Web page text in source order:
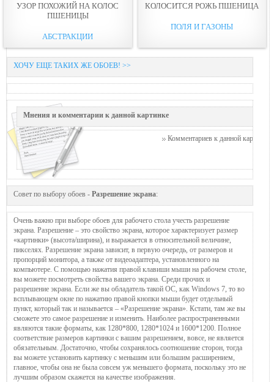
УЗОР ПОХОЖИЙ НА КОЛОС
ПШЕНИЦЫ
АБСТРАКЦИИ
КОЛОСИТСЯ РОЖЬ ПШЕНИЦА
ПОЛЯ И ГАЗОНЫ
ХОЧУ ЕЩЕ ТАКИХ ЖЕ ОБОЕВ! >>
Мнения и комментарии к данной картинке
Комментариев к данной картинке
Совет по выбору обоев - Разрешение экрана:
Очень важно при выборе обоев для рабочего стола учесть разрешение
экрана. Разрешение – это свойство экрана, которое характеризует размер
«картинки» (высота/ширина), и выражается в относительной величине,
пикселях. Разрешение экрана зависит, в первую очередь, от размеров и
пропорций монитора, а также от видеоадаптера, установленного на
компьютере. С помощью нажатия правой клавиши мыши на рабочем столе,
вы можете посмотреть свойства вашего экрана. Среди прочих и
разрешение экрана. Если же вы обладатель такой ОС, как Windows 7, то во
всплывающем окне по нажатию правой кнопки мыши будет отдельный
пункт, который так и называется – «Разрешение экрана». Кстати, там же вы
сможете это самое разрешение и изменить. Наиболее распространенными
являются такие форматы, как 1280*800, 1280*1024 и 1600*1200. Полное
соответствие размеров картинки с вашим разрешением, вовсе, не является
обязательным. Достаточно, чтобы сохранялось соотношение сторон, тогда
вы можете установить картинку с меньшим или большим расширением,
главное, чтобы она не была совсем уж меньшего формата, поскольку это не
лучшим образом скажется на качестве изображения.